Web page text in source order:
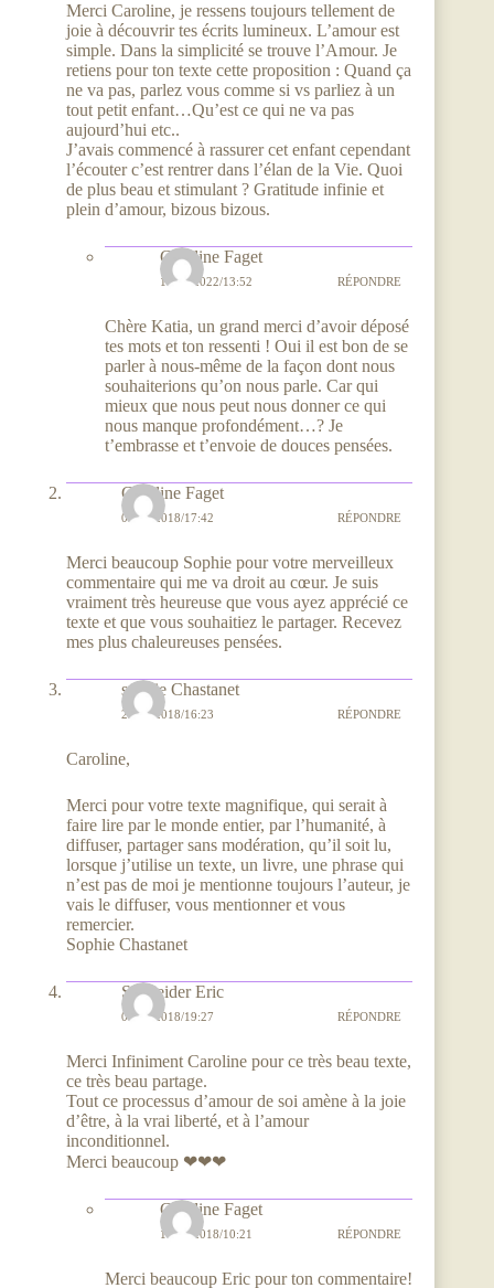
Merci Caroline, je ressens toujours tellement de
joie à découvrir tes écrits lumineux. L’amour est
simple. Dans la simplicité se trouve l’Amour. Je
retiens pour ton texte cette proposition : Quand ça
ne va pas, parlez vous comme si vs parliez à un
tout petit enfant…Qu’est ce qui ne va pas
aujourd’hui etc..
J’avais commencé à rassurer cet enfant cependant
l’écouter c’est rentrer dans l’élan de la Vie. Quoi
de plus beau et stimulant ? Gratitude infinie et
plein d’amour, bizous bizous.
Caroline Faget
17/02/2022/13:52 RÉPONDRE
Chère Katia, un grand merci d’avoir déposé
tes mots et ton ressenti ! Oui il est bon de se
parler à nous-même de la façon dont nous
souhaiterions qu’on nous parle. Car qui
mieux que nous peut nous donner ce qui
nous manque profondément…? Je
t’embrasse et t’envoie de douces pensées.
Caroline Faget
05/12/2018/17:42 RÉPONDRE
Merci beaucoup Sophie pour votre merveilleux
commentaire qui me va droit au cœur. Je suis
vraiment très heureuse que vous ayez apprécié ce
texte et que vous souhaitiez le partager. Recevez
mes plus chaleureuses pensées.
sophie Chastanet
29/11/2018/16:23 RÉPONDRE
Caroline,
Merci pour votre texte magnifique, qui serait à
faire lire par le monde entier, par l’humanité, à
diffuser, partager sans modération, qu’il soit lu,
lorsque j’utilise un texte, un livre, une phrase qui
n’est pas de moi je mentionne toujours l’auteur, je
vais le diffuser, vous mentionner et vous
remercier.
Sophie Chastanet
Schneider Eric
01/06/2018/19:27 RÉPONDRE
Merci Infiniment Caroline pour ce très beau texte,
ce très beau partage.
Tout ce processus d’amour de soi amène à la joie
d’être, à la vrai liberté, et à l’amour
inconditionnel.
Merci beaucoup ❤❤❤
Caroline Faget
11/06/2018/10:21 RÉPONDRE
Merci beaucoup Eric pour ton commentaire!